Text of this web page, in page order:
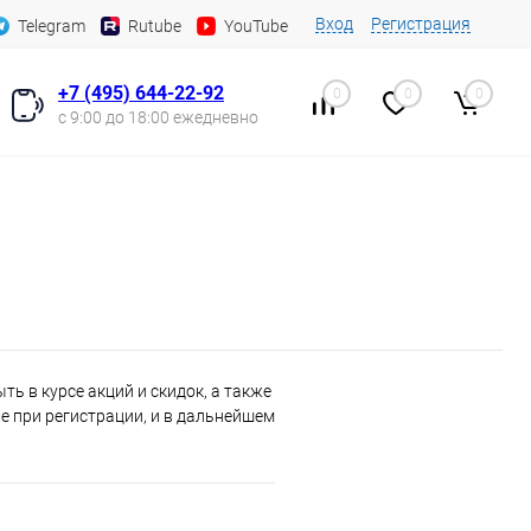
Telegram Rutube YouTube Вход Регистрация
+7 (495) 644-22-92
с 9:00 до 18:00 ежедневно
0 0 0
в курсе акций и скидок, а также
при регистрации, и в дальнейшем